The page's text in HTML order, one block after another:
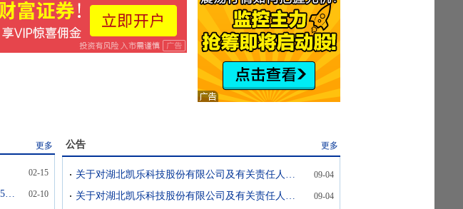
更多
02-15
又是专网通信！*ST凯乐成2023退市第一股 曾在5年内虚增500亿营收 02-10
公告 更多
关于对湖北凯乐科技股份有限公司及有关责任人予以纪律处分的决定 09-04
关于对湖北凯乐科技股份有限公司及有关责任人予以纪律处分的决定 09-04